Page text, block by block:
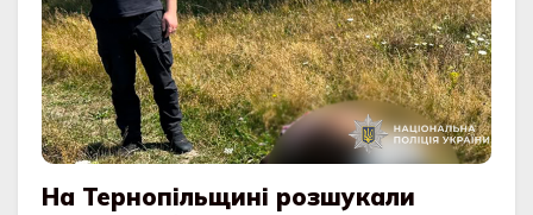
На Тернопільщині розшукали